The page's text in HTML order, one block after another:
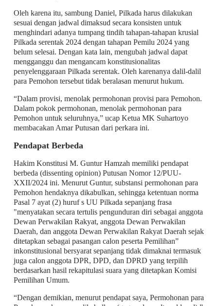
Oleh karena itu, sambung Daniel, Pilkada harus dilakukan
sesuai dengan jadwal dimaksud secara konsisten untuk
menghindari adanya tumpang tindih tahapan-tahapan krusial
Pilkada serentak 2024 dengan tahapan Pemilu 2024 yang
belum selesai. Dengan kata lain, mengubah jadwal dapat
mengganggu dan mengancam konstitusionalitas
penyelenggaraan Pilkada serentak. Oleh karenanya dalil-dalil
para Pemohon tersebut tidak beralasan menurut hukum.
“Dalam provisi, menolak permohonan provisi para Pemohon.
Dalam pokok permohonan, menolak permohonan para
Pemohon untuk seluruhnya,” ucap Ketua MK Suhartoyo
membacakan Amar Putusan dari perkara ini.
Pendapat Berbeda
Hakim Konstitusi M. Guntur Hamzah memiliki pendapat
berbeda (dissenting opinion) Putusan Nomor 12/PUU-
XXII/2024 ini. Menurut Guntur, substansi permohonan para
Pemohon hendaknya dikabulkan, sehingga ketentuan norma
Pasal 7 ayat (2) huruf s UU Pilkada sepanjang frasa
"menyatakan secara tertulis pengunduran diri sebagai anggota
Dewan Perwakilan Rakyat, anggota Dewan Perwakilan
Daerah, dan anggota Dewan Perwakilan Rakyat Daerah sejak
ditetapkan sebagai pasangan calon peserta Pemilihan”
inkonstitusional bersyarat sepanjang tidak dimaknai termasuk
juga calon anggota DPR, DPD, dan DPRD yang terpilih
berdasarkan hasil rekapitulasi suara yang ditetapkan Komisi
Pemilihan Umum.
“Dengan demikian, menurut pendapat saya, Permohonan para